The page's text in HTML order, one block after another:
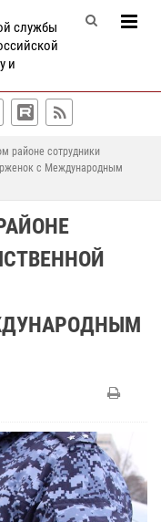
службы
и
районе сотрудники
с Международным